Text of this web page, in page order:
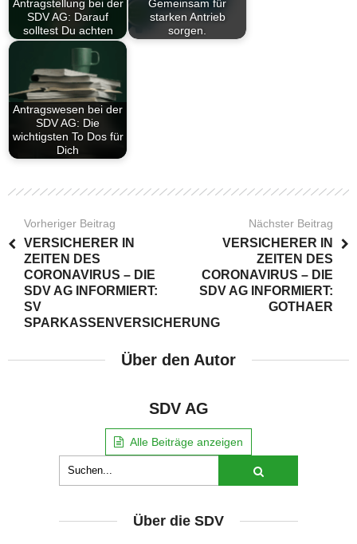
Antragstellung bei der
SDV AG: Darauf
solltest Du achten
Gemeinsam für
starken Antrieb
sorgen.
Antragswesen bei der
SDV AG: Die
wichtigsten To Dos für
Dich
Vorheriger Beitrag
VERSICHERER IN
ZEITEN DES
CORONAVIRUS – DIE
SDV AG INFORMIERT:
SV
SPARKASSENVERSICHERUNG
Nächster Beitrag
VERSICHERER IN
ZEITEN DES
CORONAVIRUS – DIE
SDV AG INFORMIERT:
GOTHAER
Über den Autor
SDV AG
Alle Beiträge anzeigen
Über die SDV